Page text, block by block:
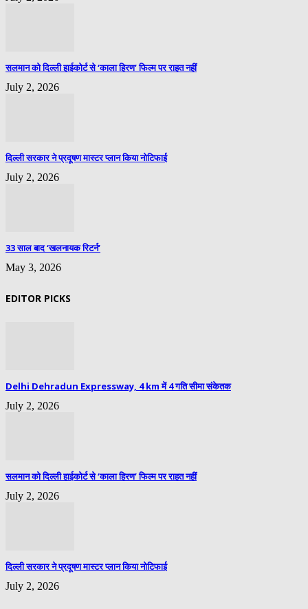
सलमान को दिल्ली हाईकोर्ट से ‘काला हिरण’ फिल्म पर राहत नहीं
July 2, 2026
दिल्ली सरकार ने प्रदूषण मास्टर प्लान किया नोटिफाई
July 2, 2026
33 साल बाद ‘खलनायक रिटर्न’
May 3, 2026
EDITOR PICKS
Delhi Dehradun Expressway, 4 km में 4 गति सीमा संकेतक
July 2, 2026
सलमान को दिल्ली हाईकोर्ट से ‘काला हिरण’ फिल्म पर राहत नहीं
July 2, 2026
दिल्ली सरकार ने प्रदूषण मास्टर प्लान किया नोटिफाई
July 2, 2026